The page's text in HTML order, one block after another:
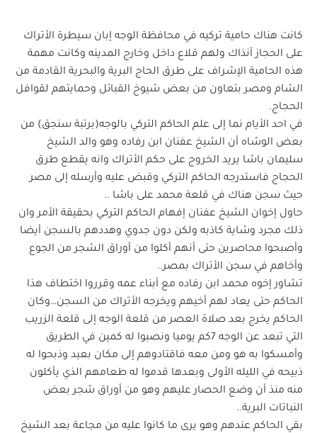
كانت هناك حامية تركيه في محافظة الوجه إبان سيطرة الأتراك
على الحجاز آنذاك ولهم قلاع داخل وخارج المدينه وكانت مهمة
هذه الحامية الإشراف على طرق الحاج البرية والبحرية القادمة من
الشام ومصر بتعاون من بعض شيوخ القبائل وحمايتهم لقوافل
الحجاج.
في احد الأيام نما إلى علم الحاكم التركي بالوجه(برتبة سنجق) من
بعض الوشاه أن الشيخ عفنان ابن رفاده وهو والد الشيخ
سليمان باشا يريد الخروج على حكم الأتراك وانه يقطع طرق
الحجاج فاستدرجه الحاكم التركي وقبض عليه وأرسله إلى مصر
حيث سجن هناك في قلعة محمد على باشا ..
حاول إخوان الشيخ عفنان إفهام الحاكم التركي بحقيقة الأمر وان
ذلك مجرد وشاية كاذبه ولكن دون جدوي وهددهم بالسجن أيضا
وأصبحوا محاصرين حتى أنهم أكلوا من أوراق الشجر من الجوع
وأخاهم في سجن الأتراك بمصر..
تشاور إخوه محمد ابن رفاده مع أبناء عمه وقرروا اختطاف هذا
الحاكم حتى يعاد لهم أخيهم ويخرجه الأتراك من السجن…وكان
الحاكم يخرج بعد صلاة العصر من قلعة الوجه إلى قلعة الزريب
التي تبعد عن الوجه 7كم يوميا ونصبوا له كمين في الطريق
وأمسكوا به هو ومن معه فاقتادوهم إلى مكان بعيد وذبحوا له
ذبيحه في الليله الأولى وبعدها قدموا له طعامهم الذي يأكلون
منه منذ أن وضع الحصار عليهم وهو من أوراق شجر بعض
النباتات البرية..
بقي الحاكم عندهم وهو يرى ما كانوا عليه من مجاعة بعد الشيخ